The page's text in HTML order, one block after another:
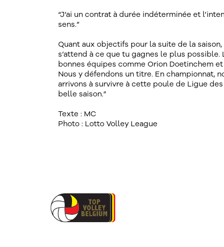
“J’ai un contrat à durée indéterminée et
sens.”
Quant aux objectifs pour la suite de la
s’attend à ce que tu gagnes le plus
bonnes équipes comme Orion Doetinchem
Nous y défendons un titre. En championnat,
arrivons à survivre à cette poule de Ligue
belle saison.”
Texte : MC
Photo : Lotto Volley League